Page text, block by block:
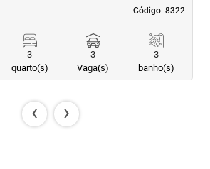
Código. 8322
Código. 8322
3
quarto(s)
3
Vaga(s)
3
banho(s)
‹ ›